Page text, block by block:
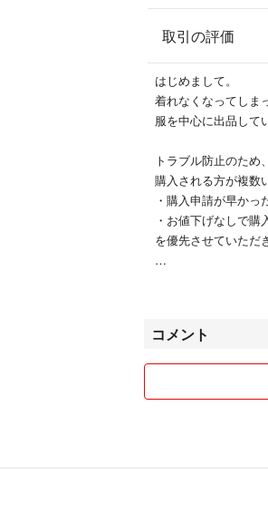
存在感のあるワンピ
り上がったりせず、
キャミソールワンピ
るようにしました。
【素材】
トップス ナイロン
ワンピース 表地 ポ
裏地 ポリエステル
【生産国】
【モデル身長】
取引の評価
はじめまして。
着れなくなってしま
服を中心に出品して
トラブル防止のため、
購入される方が複数
・購入申請が早かっ
・お値下げなしで購
を優先させていただ
◉自宅保管です🙇🏻‍♂️
丁寧に扱ってはおり
るため、畳みじわ
了承ください。
コメント